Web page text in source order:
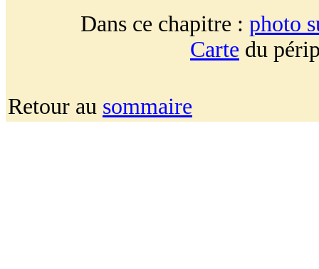
Dans ce chapitre : photo
Carte du
Retour au sommaire